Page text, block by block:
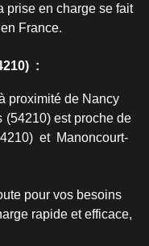
prise en charge se fait
France.
:
proximité de Nancy
(54210) est proche de
et Manoncourt-
pour vos besoins
rapide et efficace,